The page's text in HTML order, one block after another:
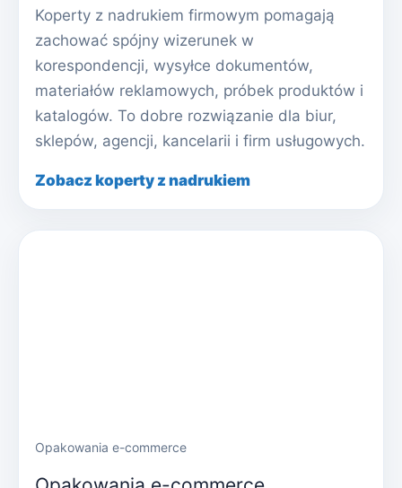
Koperty z nadrukiem firmowym pomagają
zachować spójny wizerunek w
korespondencji, wysyłce dokumentów,
materiałów reklamowych, próbek produktów i
katalogów. To dobre rozwiązanie dla biur,
sklepów, agencji, kancelarii i firm usługowych.
Zobacz koperty z nadrukiem
Opakowania e-commerce